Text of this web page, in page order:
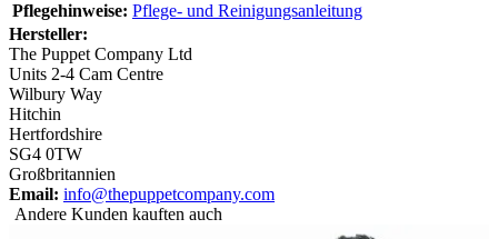
Pflegehinweise: Pflege- und Reinigungsanleitung
Hersteller:
The Puppet Company Ltd
Units 2-4 Cam Centre
Wilbury Way
Hitchin
Hertfordshire
SG4 0TW
Großbritannien
Email: info@thepuppetcompany.com
Andere Kunden kauften auch